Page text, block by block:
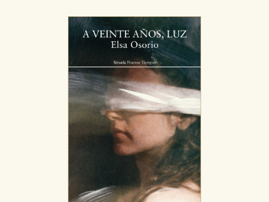
CONFIGURACIÓN DE COOKIES
HABILITAR TODO RECHAZAR TODO
Estas cookies son necesarias para que nuestro sitio
web funcione y no es posible deshabilitarlas desde
nuestro sistema. Es posible hacerlo desde el
navegador, pero en ese caso es posible que algunas
áreas de nuestra web dejen de funcionar
correctamente.